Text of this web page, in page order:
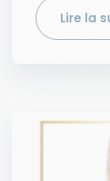
Lire la